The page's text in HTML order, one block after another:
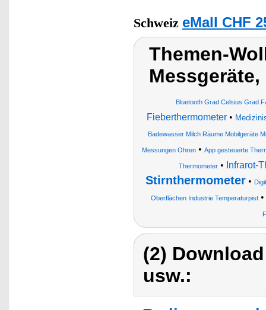
Schweiz eMall CHF
Themen-
Messgeräte,
Bluetooth Grad Celsius Grad
Fieberthermometer •
Badewasser Milch Räume Mobilgeräte
Messungen Ohren• App gesteuerte
Thermometer• Infrarot-
Stirnthermometer•
Oberflächen Industrie Temperaturpist•
(2)
usw.: